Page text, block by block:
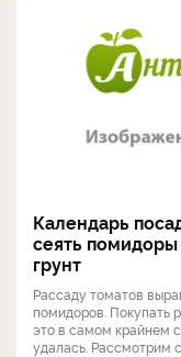
Календарь
сеять
грунт
Рассаду томатов
помидоров. Покупать
это в самом крайнем
удалась. Рассмотрим